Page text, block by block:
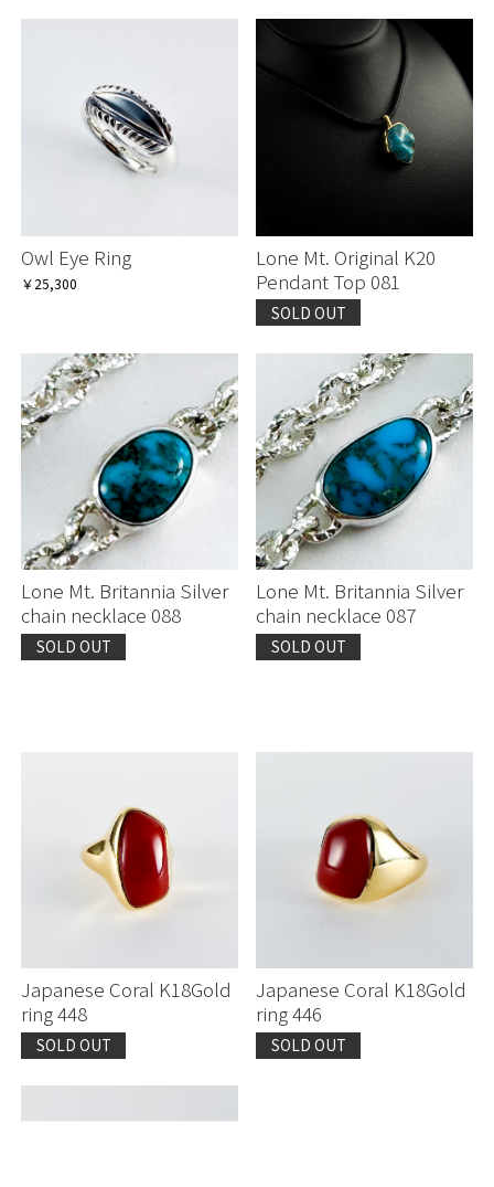
Owl Eye Ring
￥25,300
Lone Mt. Original K20
Pendant Top 081
SOLD OUT
Lone Mt. Britannia Silver
chain necklace 088
SOLD OUT
Lone Mt. Britannia Silver
chain necklace 087
SOLD OUT
Japanese Coral K18Gold
ring 448
SOLD OUT
Japanese Coral K18Gold
ring 446
SOLD OUT